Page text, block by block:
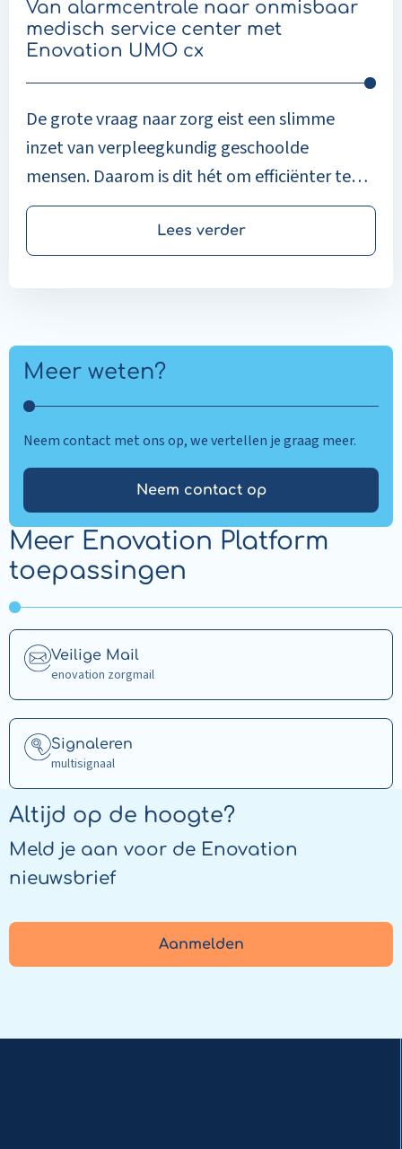
Van alarmcentrale naar onmisbaar
medisch service center met
Enovation UMO cx
De grote vraag naar zorg eist een slimme
inzet van verpleegkundig geschoolde
mensen. Daarom is dit hét om efficiënter te
werken met behulp van digitale oplossingen!
Lees verder
Meer weten?
Neem contact met ons op, we vertellen je graag meer.
Neem contact op
Meer Enovation Platform
toepassingen
Veilige Mail
enovation zorgmail
Read
more
about
Veilige
Mail
Signaleren
multisignaal
Read
more
about
Signaleren
Altijd op de hoogte?
Meld je aan voor de Enovation
nieuwsbrief
Aanmelden